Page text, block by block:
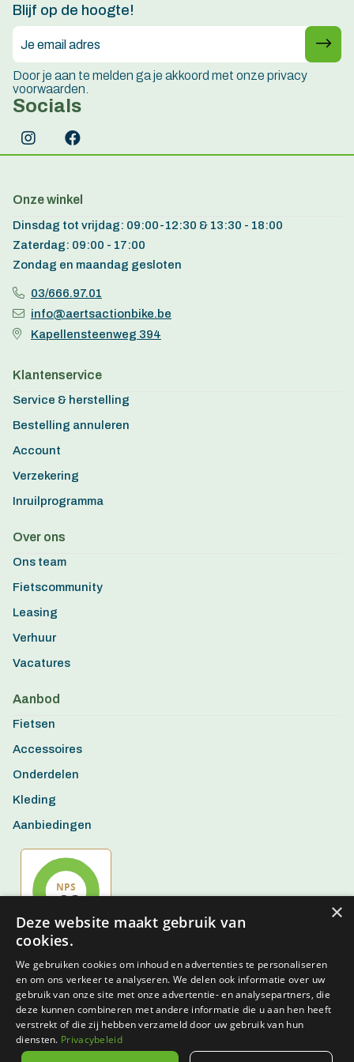
Blijf op de hoogte!
Door je aan te melden ga je akkoord met onze privacy
voorwaarden.
Socials
Onze winkel
Dinsdag tot vrijdag: 09:00-12:30 & 13:30 - 18:00
Zaterdag: 09:00 - 17:00
Zondag en maandag gesloten
03/666.97.01
info@aertsactionbike.be
Kapellensteenweg 394
Klantenservice
Service & herstelling
Bestelling annuleren
Account
Verzekering
Inruilprogramma
Over ons
Ons team
Fietscommunity
Leasing
Verhuur
Vacatures
Aanbod
Fietsen
Accessoires
Onderdelen
Kleding
Aanbiedingen
Privacy policy Disclaimer
×
Deze website maakt gebruik van
cookies.
We gebruiken cookies om inhoud en advertenties te personaliseren
en om ons verkeer te analyseren. We delen ook informatie over uw
gebruik van onze site met onze advertentie- en analysepartners, die
deze kunnen combineren met andere informatie die u aan hen heeft
verstrekt of die zij hebben verzameld door uw gebruik van hun
diensten. Privacybeleid